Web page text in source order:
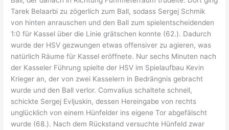
Tarek Belaarbi zu zögerlich zum Ball, sodass Sergej Schmik
von hinten anrauschen und den Ball zum spielentscheidenden
1:0 für Kassel über die Linie grätschen konnte (62.). Dadurch
wurde der HSV gezwungen etwas offensiver zu agieren, was
natürlich Räume für Kassel eröffnete. Nur sechs Minuten nach
der Kasseler Führung spielte der HSV im Spielaufbau Kevin
Krieger an, der von zwei Kasselern in Bedrängnis gebracht
wurde und den Ball verlor. Comvalius schaltete schnell,
schickte Sergej Evljuskin, dessen Hereingabe von rechts
unglücklich von einem Hünfelder ins eigene Tor abgefälscht
wurde (68.). Nach dem Rückstand versuchte Hünfeld zwar